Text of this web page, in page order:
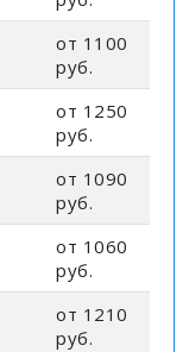
от 1100
руб.
от 1250
руб.
от 1090
руб.
от 1060
руб.
от 1210
руб.